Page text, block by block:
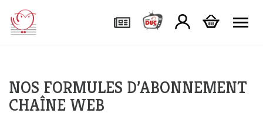
NOS FORMULES D’ABONNEMENT
CHAÎNE WEB